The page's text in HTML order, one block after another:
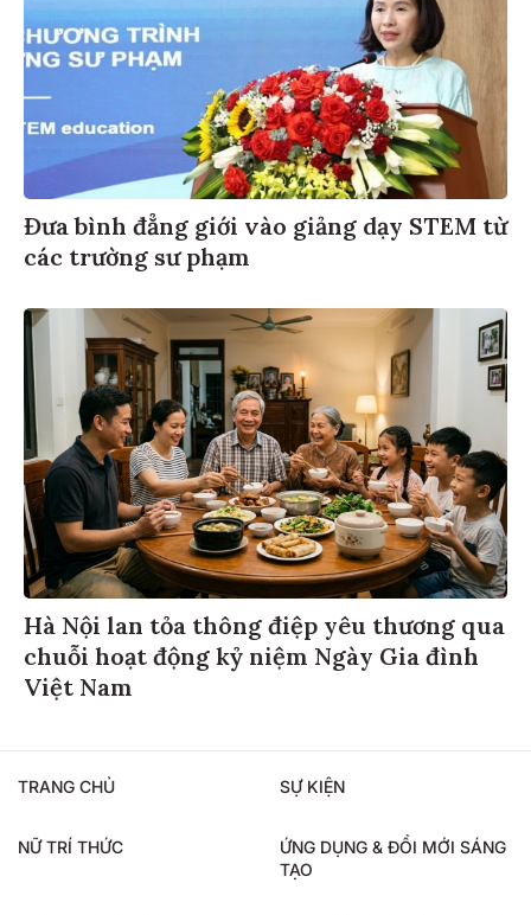
Đưa bình đẳng giới vào giảng dạy STEM từ
các trường sư phạm
Hà Nội lan tỏa thông điệp yêu thương qua
chuỗi hoạt động kỷ niệm Ngày Gia đình
Việt Nam
TRANG CHỦ SỰ KIỆN
NỮ TRÍ THỨC
ỨNG DỤNG & ĐỔI MỚI SÁNG
TẠO